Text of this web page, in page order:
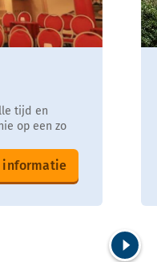
tijd en
op een zo
informatie